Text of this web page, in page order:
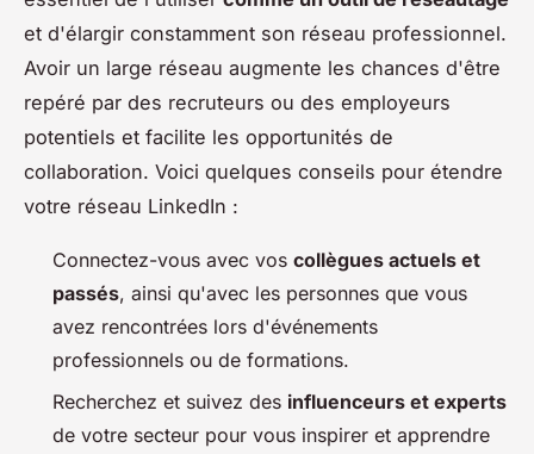
et d'élargir constamment son réseau professionnel.
Avoir un large réseau augmente les chances d'être
repéré par des recruteurs ou des employeurs
potentiels et facilite les opportunités de
collaboration. Voici quelques conseils pour étendre
votre réseau LinkedIn :
Connectez-vous avec vos collègues actuels et
passés, ainsi qu'avec les personnes que vous
avez rencontrées lors d'événements
professionnels ou de formations.
Recherchez et suivez des influenceurs et experts
de votre secteur pour vous inspirer et apprendre